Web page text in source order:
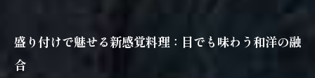
盛り付けで魅せる新感覚料理：目でも味わう和洋の融
合